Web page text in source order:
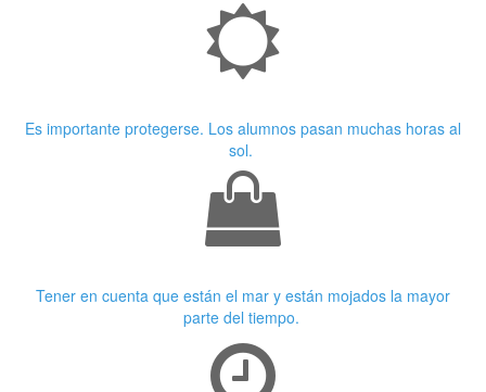
Es importante protegerse. Los alumnos pasan muchas horas al
sol.
Tener en cuenta que están el mar y están mojados la mayor
parte del tiempo.